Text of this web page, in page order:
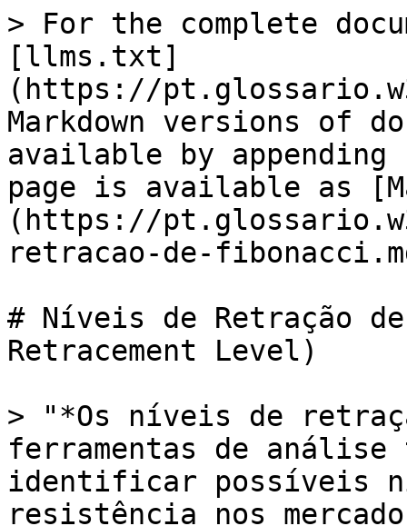
> For the complete
[llms.txt]
(https://
Markdown versions of
available by
page is available as
(https://
retracao-de-
# Níveis de Retração
Retracement Level)
> "*Os níveis de
ferramentas de análise
identificar possíveis
resistência nos